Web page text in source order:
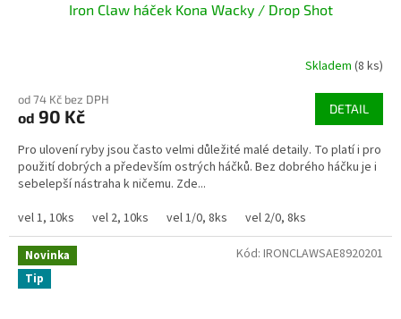
Iron Claw háček Kona Wacky / Drop Shot
Skladem (8 ks)
od 74 Kč bez DPH
od 90 Kč DETAIL
Pro ulovení ryby jsou často velmi důležité malé detaily. To platí i pro
použití dobrých a především ostrých háčků. Bez dobrého háčku je i
sebelepší nástraha k ničemu. Zde...
vel 1, 10ks
vel 2, 10ks vel 1/0, 8ks vel 2/0, 8ks
Novinka
Tip
Kód: IRONCLAWSAE8920201